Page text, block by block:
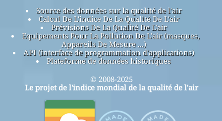
Source des données sur la qualité de l'air
Calcul De L'indice De La Qualité De L'air
Prévisions De La Qualité De L'air
Equipements Pour La Pollution De L'air (masques,
Appareils De Mesure ...)
API (interface de programmation d'applications)
Plateforme de données historiques
© 2008-2025
Le projet de l'indice mondial de la qualité de l'air